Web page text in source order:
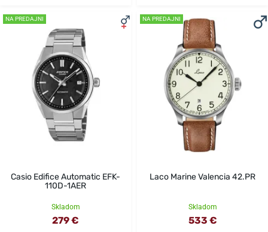
NA PREDAJNI
Casio Edifice Automatic EFK-
110D-1AER
Skladom
279 €
NA PREDAJNI
Laco Marine Valencia 42.PR
Skladom
533 €